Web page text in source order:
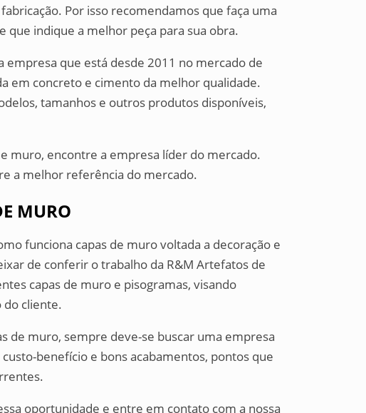
Por isso recomendamos que faça uma
indique a melhor peça para sua obra.
empresa que está desde 2011 no mercado de
em concreto e cimento da melhor qualidade.
tamanhos e outros produtos disponíveis,
muro, encontre a empresa líder do mercado.
a melhor referência do mercado.
MURO
funciona capas de muro voltada a decoração e
de conferir o trabalho da R&M Artefatos de
capas de muro e pisogramas, visando
do cliente.
de muro, sempre deve-se buscar uma empresa
benefício e bons acabamentos, pontos que
oportunidade e entre em contato com a nossa